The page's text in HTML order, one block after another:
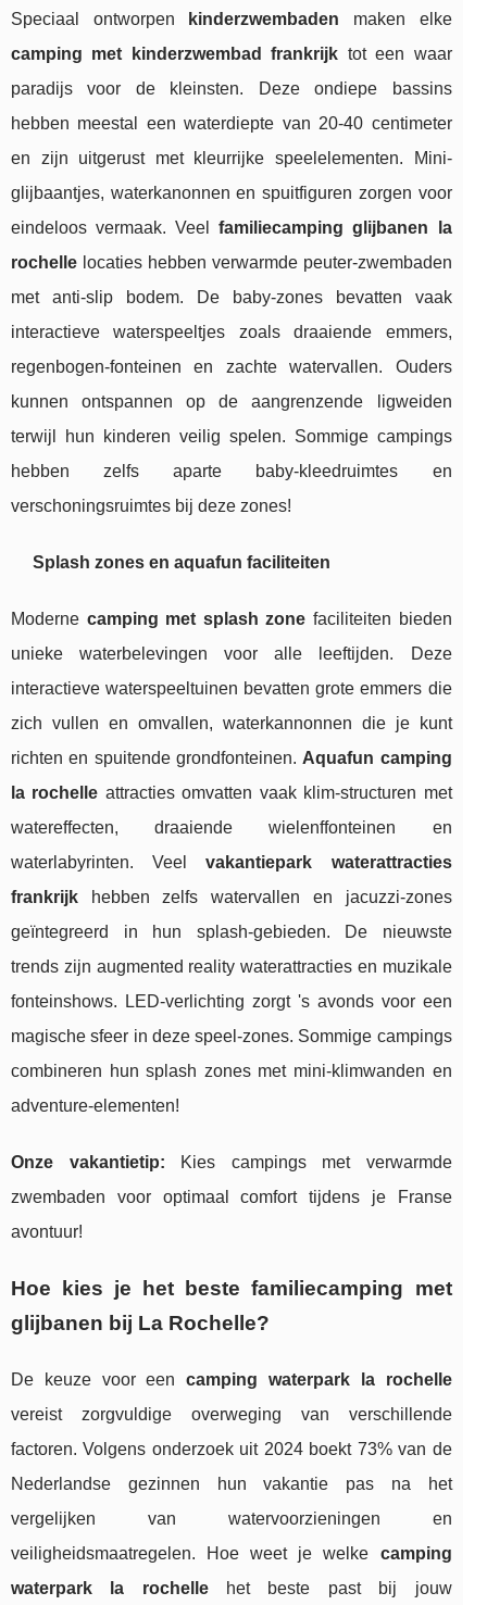
Speciaal ontworpen kinderzwembaden maken elke
camping met kinderzwembad frankrijk tot een waar
paradijs voor de kleinsten. Deze ondiepe bassins
hebben meestal een waterdiepte van 20-40 centimeter
en zijn uitgerust met kleurrijke speelelementen. Mini-
glijbaantjes, waterkanonnen en spuitfiguren zorgen voor
eindeloos vermaak. Veelfamiliecamping glijbanen la
rochelle locaties hebben verwarmde peuter-zwembaden
met anti-slip bodem. De baby-zones bevatten vaak
interactieve waterspeeltjes zoals draaiende emmers,
regenbogen-fonteinen en zachte watervallen. Ouders
kunnen ontspannen op de aangrenzende ligweiden
terwijl hun kinderen veilig spelen. Sommige campings
hebben zelfs aparte baby-kleedruimtes en
verschoningsruimtes bij deze zones!
Splash zones en aquafun faciliteiten
Moderne camping met splash zone faciliteiten bieden
unieke waterbelevingen voor alle leeftijden. Deze
interactieve waterspeeltuinen bevatten grote emmers die
zich vullen en omvallen, waterkannonnen die je kunt
richten en spuitende grondfonteinen. Aquafun camping
la rochelle attracties omvatten vaak klim-structuren met
watereffecten, draaiende wielenffonteinen en
waterlabyrinten. Veelvakantiepark waterattracties
frankrijk hebben zelfs watervallen en jacuzzi-zones
geïntegreerd in hun splash-gebieden. De nieuwste
trends zijn augmented reality waterattracties en muzikale
fonteinshows. LED-verlichting zorgt 's avonds voor een
magische sfeer in deze speel-zones. Sommige campings
combineren hun splash zones met mini-klimwanden en
adventure-elementen!
Onze vakantietip: Kies campings met verwarmde
zwembaden voor optimaal comfort tijdens je Franse
avontuur!
Hoe kies je het beste familiecamping met
glijbanen bij La Rochelle?
De keuze voor eencamping waterpark la rochelle
vereist zorgvuldige overweging van verschillende
factoren. Volgens onderzoek uit 2024 boekt 73% van de
Nederlandse gezinnen hun vakantie pas na het
vergelijken van watervoorzieningen en
veiligheidsmaatregelen. Hoe weet je welke camping
waterpark la rochellehet beste past bij jouw